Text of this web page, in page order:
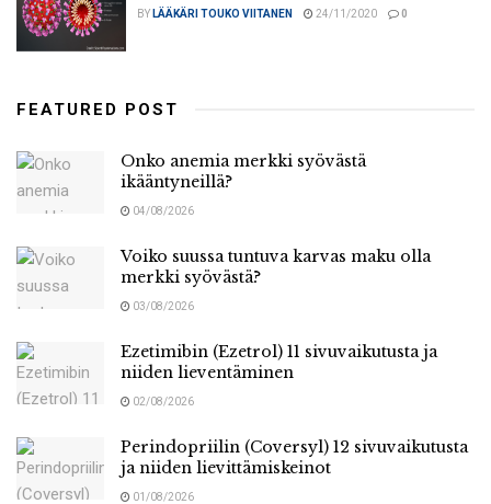
BY LÄÄKÄRI TOUKO VIITANEN 24/11/2020 0
FEATURED POST
Onko anemia merkki syövästä
ikääntyneillä?
04/08/2026
Voiko suussa tuntuva karvas maku olla
merkki syövästä?
03/08/2026
Ezetimibin (Ezetrol) 11 sivuvaikutusta ja
niiden lieventäminen
02/08/2026
Perindopriilin (Coversyl) 12 sivuvaikutusta
ja niiden lievittämiskeinot
01/08/2026